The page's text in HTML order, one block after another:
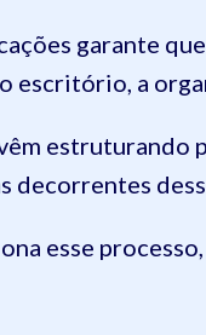
garante
escritório, a
decorrentes
esse